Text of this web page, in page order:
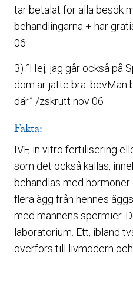
tar betalat för alla besök
behandlingarna + har
06
3) ”Hej, jag går också på
dom är jätte bra. bevMan
där.” /zskrutt nov 06
Fakta:
IVF, in vitro fertilisering
som det också kallas,
behandlas med
flera ägg från hennes
med mannens spermier.
laboratorium. Ett, ibland
överförs till livmodern och